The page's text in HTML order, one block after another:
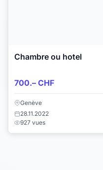
Chambre ou hotel
700.– CHF
Genève
28.11.2022
927 vues